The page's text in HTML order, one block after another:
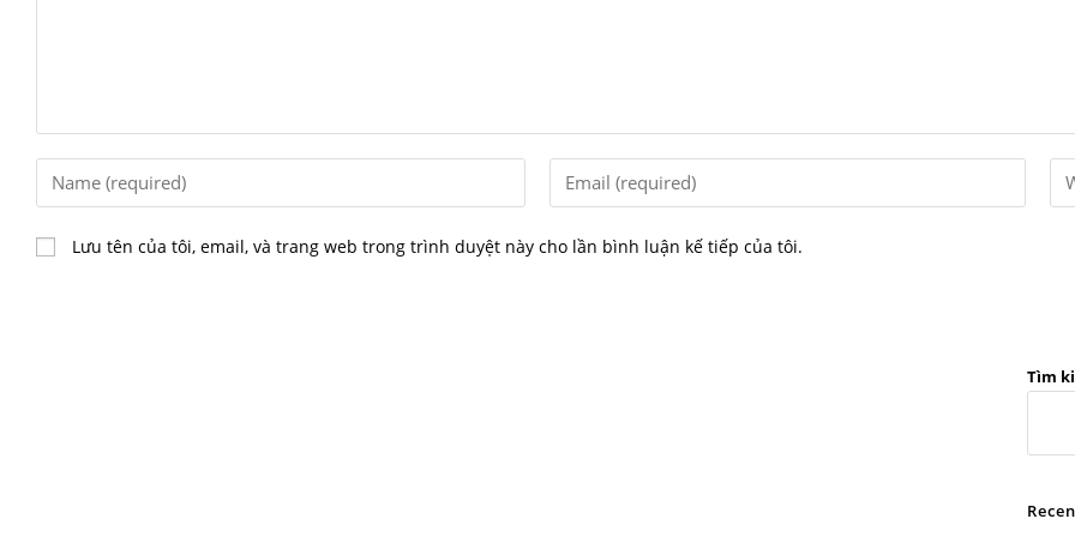
Lưu tên của tôi, email, và trang web trong trình duyệt này cho lần bình luận kế tiếp của tôi.
Tìm